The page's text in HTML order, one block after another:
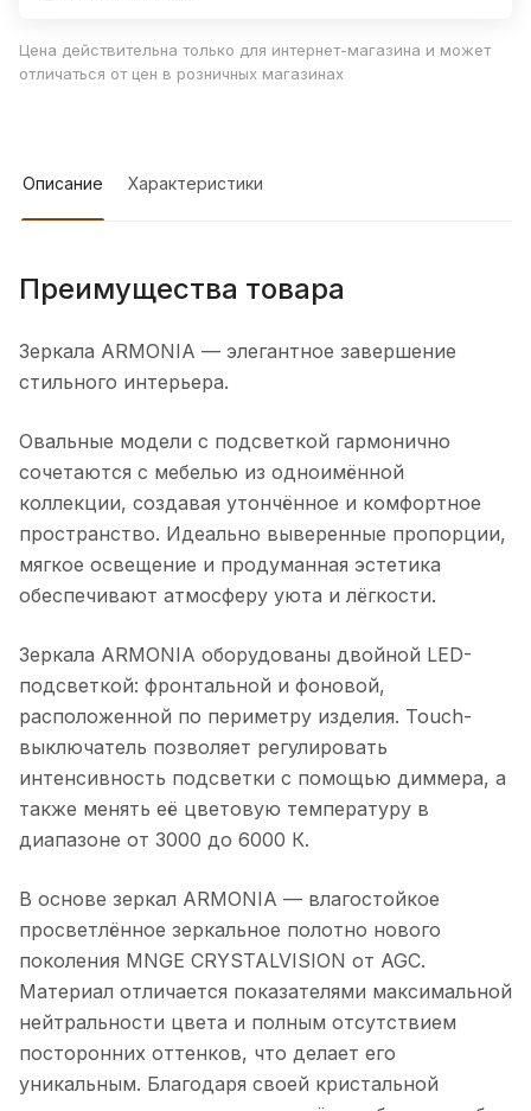
Цена действительна только для интернет-магазина и может
отличаться от цен в розничных магазинах
Описание Характеристики
Преимущества товара
Зеркала ARMONIA — элегантное завершение
стильного интерьера.
Овальные модели с подсветкой гармонично
сочетаются с мебелью из одноимённой
коллекции, создавая утончённое и комфортное
пространство. Идеально выверенные пропорции,
мягкое освещение и продуманная эстетика
обеспечивают атмосферу уюта и лёгкости.
Зеркала ARMONIA оборудованы двойной LED-
подсветкой: фронтальной и фоновой,
расположенной по периметру изделия. Touch-
выключатель позволяет регулировать
интенсивность подсветки с помощью диммера, а
также менять её цветовую температуру в
диапазоне от 3000 до 6000 К.
В основе зеркал ARMONIA — влагостойкое
просветлённое зеркальное полотно нового
поколения MNGE CRYSTALVISION от AGC.
Материал отличается показателями максимальной
нейтральности цвета и полным отсутствием
посторонних оттенков, что делает его
уникальным. Благодаря своей кристальной